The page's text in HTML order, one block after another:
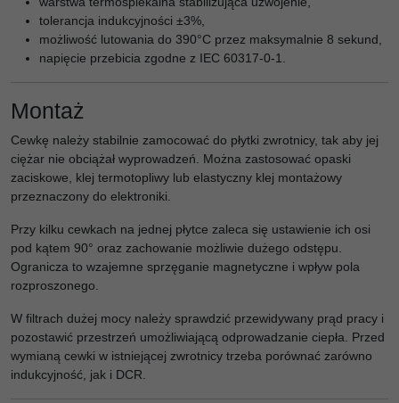
tolerancja indukcyjności ±3%,
możliwość lutowania do 390°C przez maksymalnie 8 sekund,
napięcie przebicia zgodne z IEC 60317-0-1.
Montaż
Cewkę należy stabilnie zamocować do płytki zwrotnicy, tak aby jej
ciężar nie obciążał wyprowadzeń. Można zastosować opaski
zaciskowe, klej termotopliwy lub elastyczny klej montażowy
przeznaczony do elektroniki.
Przy kilku cewkach na jednej płytce zaleca się ustawienie ich osi
pod kątem 90° oraz zachowanie możliwie dużego odstępu.
Ogranicza to wzajemne sprzęganie magnetyczne i wpływ pola
rozproszonego.
W filtrach dużej mocy należy sprawdzić przewidywany prąd pracy i
pozostawić przestrzeń umożliwiającą odprowadzanie ciepła. Przed
wymianą cewki w istniejącej zwrotnicy trzeba porównać zarówno
indukcyjność, jak i DCR.